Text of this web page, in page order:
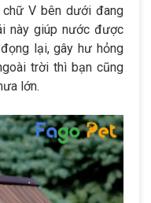
V bên dưới đang
này giúp nước được
lại, gây hư hỏng
trời thì bạn cũng
lớn.